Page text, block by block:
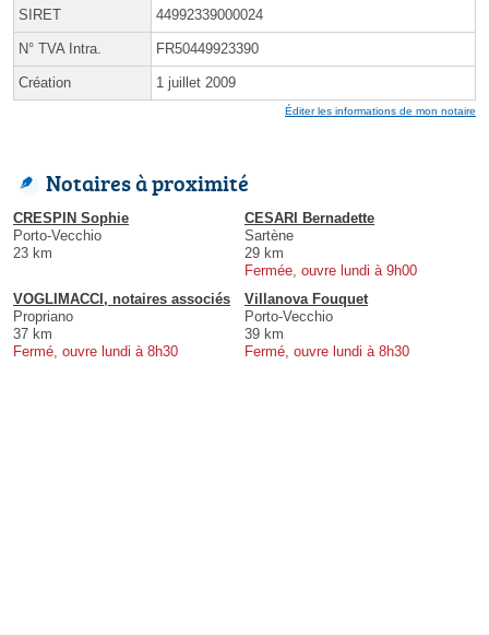
SIRET 44992339000024
N° TVA Intra. FR50449923390
Création 1 juillet 2009
Éditer les informations de mon notaire
Notaires à proximité
CRESPIN Sophie
Porto-Vecchio
23 km
CESARI Bernadette
Sartène
29 km
Fermée, ouvre lundi à 9h00
VOGLIMACCI, notaires associés
Propriano
37 km
Fermé, ouvre lundi à 8h30
Villanova Fouquet
Porto-Vecchio
39 km
Fermé, ouvre lundi à 8h30